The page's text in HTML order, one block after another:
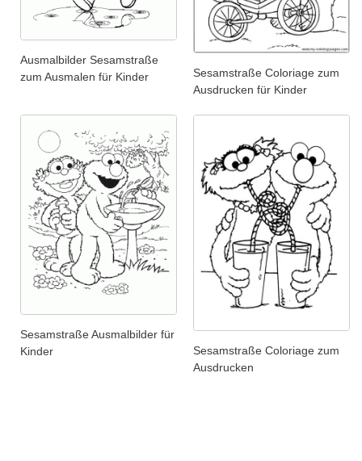
Ausmalbilder Sesamstraße
zum Ausmalen für Kinder
Sesamstraße Coloriage zum
Ausdrucken für Kinder
Sesamstraße Ausmalbilder für
Kinder
Sesamstraße Coloriage zum
Ausdrucken